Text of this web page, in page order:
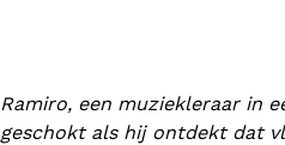
Ramiro, een muziekleraar in
geschokt als hij ontdekt dat